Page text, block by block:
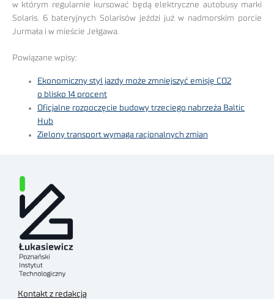
w którym regularnie kursować będą elektryczne autobusy marki
Solaris. 6 bateryjnych Solarisów jeździ już w nadmorskim porcie
Jurmała i w mieście Jełgawa.
Powiązane wpisy:
Ekonomiczny styl jazdy może zmniejszyć emisję CO2
o blisko 14 procent
Oficjalne rozpoczęcie budowy trzeciego nabrzeża Baltic
Hub
Zielony transport wymaga racjonalnych zmian
Kontakt z redakcją